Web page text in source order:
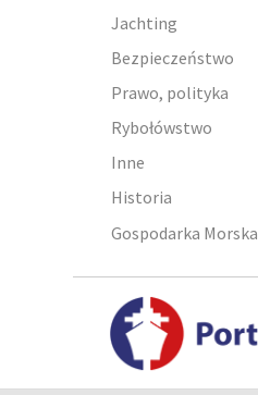
Jachting
Bezpieczeństwo
Prawo, polityka
Rybołówstwo
Inne
Historia
Gospodarka Morska